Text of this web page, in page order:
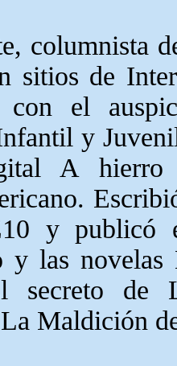
columnista
sitios de
con el
y
A hierro
y publicó
y las
secreto de
Maldición